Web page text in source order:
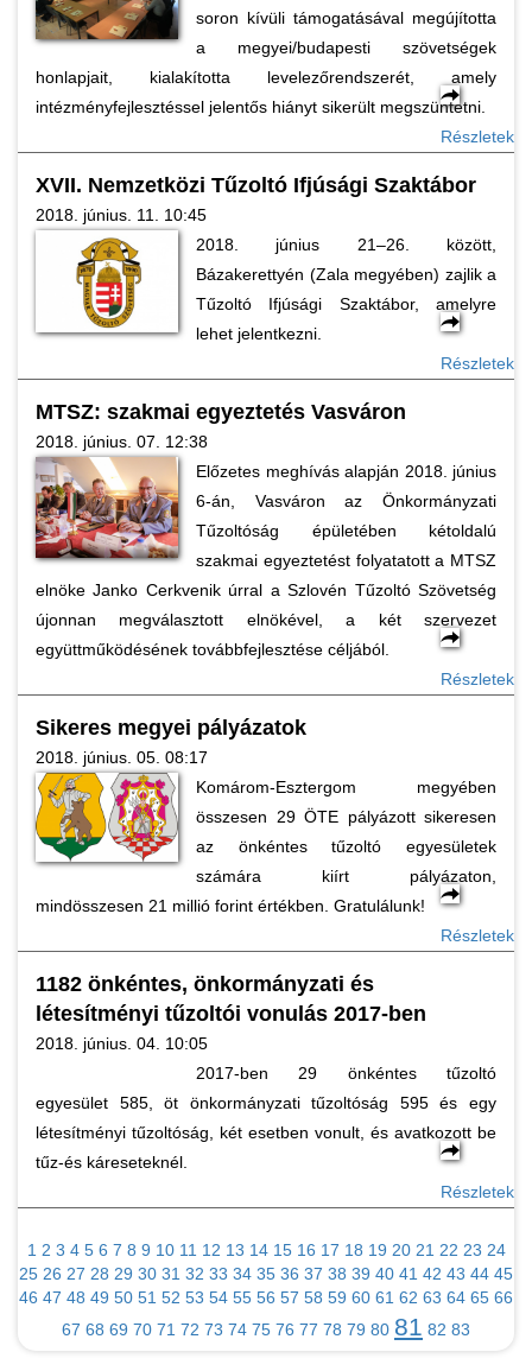
soron kívüli támogatásával megújította
a megyei/budapesti szövetségek
honlapjait, kialakította levelezőrendszerét, amely
intézményfejlesztéssel jelentős hiányt sikerült megszüntetni.
Részletek
XVII. Nemzetközi Tűzoltó Ifjúsági Szaktábor
2018. június. 11. 10:45
2018. június 21–26. között,
Bázakerettyén (Zala megyében) zajlik a
Tűzoltó Ifjúsági Szaktábor, amelyre
lehet jelentkezni.
Részletek
MTSZ: szakmai egyeztetés Vasváron
2018. június. 07. 12:38
Előzetes meghívás alapján 2018. június
6-án, Vasváron az Önkormányzati
Tűzoltóság épületében kétoldalú
szakmai egyeztetést folyatatott a MTSZ
elnöke Janko Cerkvenik úrral a Szlovén Tűzoltó Szövetség
újonnan megválasztott elnökével, a két szervezet
együttműködésének továbbfejlesztése céljából.
Részletek
Sikeres megyei pályázatok
2018. június. 05. 08:17
Komárom-Esztergom megyében
összesen 29 ÖTE pályázott sikeresen
az önkéntes tűzoltó egyesületek
számára kiírt pályázaton,
mindösszesen 21 millió forint értékben. Gratulálunk!
Részletek
1182 önkéntes, önkormányzati és
létesítményi tűzoltói vonulás 2017-ben
2018. június. 04. 10:05
2017-ben 29 önkéntes tűzoltó
egyesület 585, öt önkormányzati tűzoltóság 595 és egy
létesítményi tűzoltóság, két esetben vonult, és avatkozott be
tűz-és káreseteknél.
Részletek
1 2 3 4 5 6 7 8 9 10 11 12 13 14 15 16 17 18 19 20 21 22 23 24
25 26 27 28 29 30 31 32 33 34 35 36 37 38 39 40 41 42 43 44 45
46 47 48 49 50 51 52 53 54 55 56 57 58 59 60 61 62 63 64 65 66
67 68 69 70 71 72 73 74 75 76 77 78 79 80 81 82 83